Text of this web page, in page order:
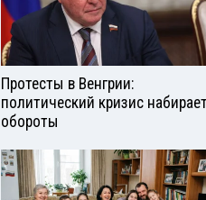
Протесты в Венгрии:
политический кризис набирает
обороты